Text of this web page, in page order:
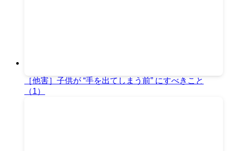
［他害］子供が “手を出てしまう前” にすべきこと
（1）